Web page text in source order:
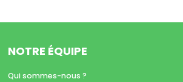
NOTRE ÉQUIPE
Qui sommes-nous ?